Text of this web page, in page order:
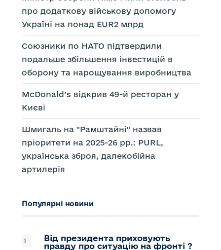
про додаткову військову допомогу
Україні на понад EUR2 млрд
Союзники по НАТО підтвердили
подальше збільшення інвестицій в
оборону та нарощування виробництва
McDonald’s відкрив 49-й ресторан у
Києві
Шмигаль на "Рамштайні" назвав
пріоритети на 2025-26 рр.: PURL,
українська зброя, далекобійна
артилерія
Популярні новини
Від президента приховують
правду про ситуацію на фронті ?